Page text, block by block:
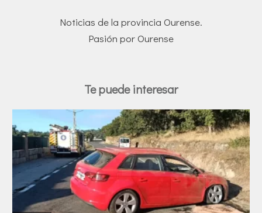
Noticias de la provincia Ourense.
Pasión por Ourense
Te puede interesar